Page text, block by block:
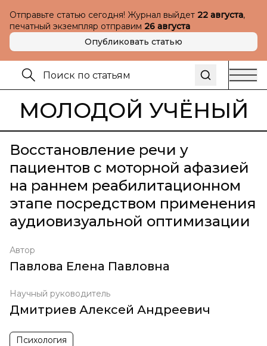
Отправьте статью сегодня! Журнал выйдет 22 августа,
печатный экземпляр отправим 26 августа
Опубликовать статью
МОЛОДОЙ УЧЁНЫЙ
Восстановление речи у
пациентов с моторной афазией
на раннем реабилитационном
этапе посредством применения
аудиовизуальной оптимизации
Автор
Павлова Елена Павловна
Научный руководитель
Дмитриев Алексей Андреевич
Психология